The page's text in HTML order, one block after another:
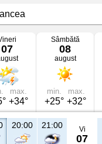
07
max.
+34°
Sâmbătă
08
august
min.
+25°
max.
+32°
20:00 21:00 Vi
07